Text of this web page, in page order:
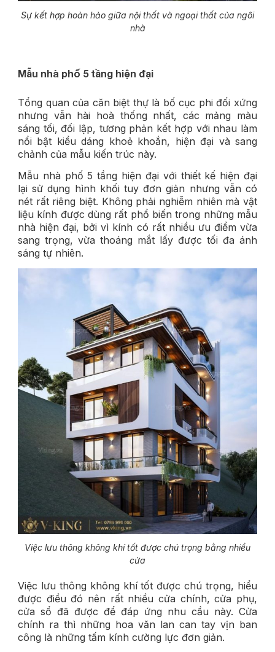
Sự kết hợp hoàn hảo giữa nội thất và ngoại thất của ngôi
nhà
Mẫu nhà phố 5 tầng hiện đại
Tổng quan của căn biệt thự là bố cục phi đối xứng
nhưng vẫn hài hoà thống nhất, các mảng màu
sáng tối, đối lập, tương phản kết hợp với nhau làm
nổi bật kiểu dáng khoẻ khoắn, hiện đại và sang
chảnh của mẫu kiến trúc này.
Mẫu nhà phố 5 tầng hiện đại với thiết kế hiện đại
lại sử dụng hình khối tuy đơn giản nhưng vẫn có
nét rất riêng biệt. Không phải nghiễm nhiên mà vật
liệu kính được dùng rất phổ biến trong những mẫu
nhà hiện đại, bởi vì kính có rất nhiều ưu điểm vừa
sang trọng, vừa thoáng mắt lấy được tối đa ánh
sáng tự nhiên.
Việc lưu thông không khí tốt được chú trọng bằng nhiều
cửa
Việc lưu thông không khí tốt được chú trọng, hiểu
được điều đó nên rất nhiều cửa chính, cửa phụ,
cửa sổ đã được để đáp ứng nhu cầu này. Cửa
chính ra thì những hoa văn lan can tay vịn ban
công là những tấm kính cường lực đơn giản.